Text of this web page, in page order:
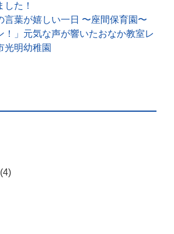
た！
言葉が嬉しい一日 〜座間保育園〜
！」元気な声が響いたおなか教室レ
明幼稚園
(4)